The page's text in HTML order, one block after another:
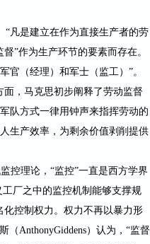
“凡是建立在作为直接生产者的劳
”作为生产环节的要素而存在。
（经理）和军士（监工）”。
，马克思初步阐释了劳动监督
队方式一律用钟声来指挥劳动的
生产效率，为剩余价值剥削提供
控理论，“监控”一直是西方学界
厂之中的监控机制能够支撑规
控制权力。权力不再以暴力形
（AnthonyGiddens）认为，“监督